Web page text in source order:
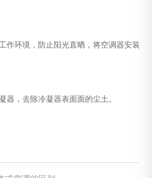
作环境，防止阳光直晒，将空调器安装
器，去除冷凝器表面面的尘土。